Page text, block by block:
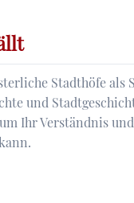
Stadthöfe als
und
Ihr Verständnis